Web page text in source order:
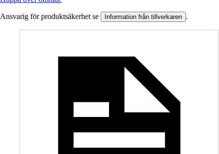
Ansvarig för produktsäkerhet se Information från tillverkaren .